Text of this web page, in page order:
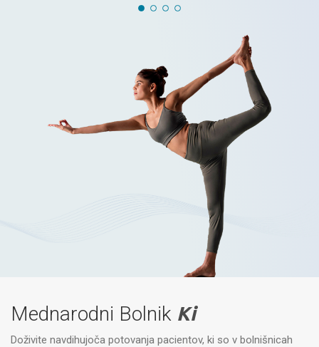
Mednarodni Bolnik Ki
Doživite navdihujoča potovanja pacientov, ki so v bolnišnicah